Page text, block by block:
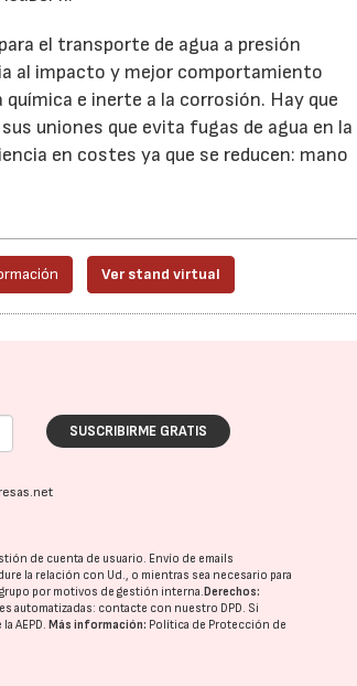
el transporte de agua a presión
al impacto y mejor comportamiento
e inerte a la corrosión. Hay que
uniones que evita fugas de agua en la
en costes ya que se reducen: mano
Ver stand virtual
SUSCRIBIRME GRATIS
de cuenta de usuario. Envío de emails
la relación con Ud., o mientras sea necesario para
por motivos de gestión interna.Derechos:
automatizadas: contacte con nuestro DPD. Si
laAEPD.Más información: Política de Protección de